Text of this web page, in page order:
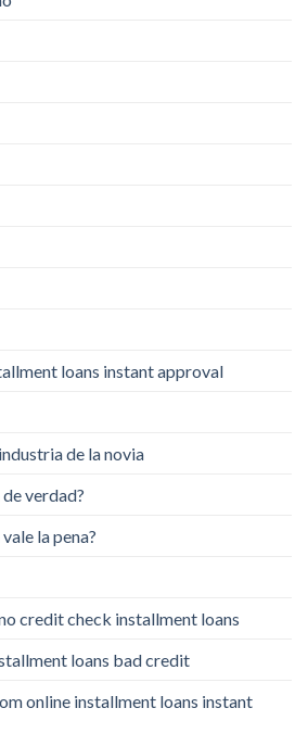
loans instant approval
de la novia
verdad?
la pena?
credit check installment loans
loans bad credit
online installment loans instant